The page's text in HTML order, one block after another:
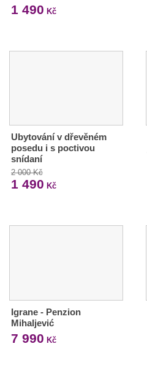
1 490 Kč
Ubytování v dřevěném
posedu i s poctivou
snídaní
2 000 Kč
1 490 Kč
Igrane - Penzion
Mihaljević
7 990 Kč